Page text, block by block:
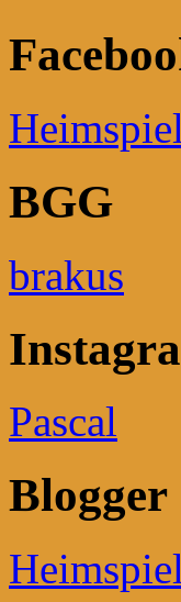
BGG
brakus
Pascal
Blogger